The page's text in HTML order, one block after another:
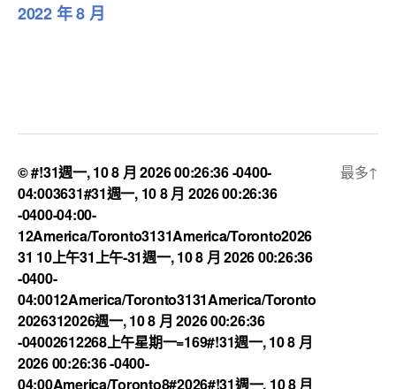
2022 年 8 月
© #!31週一, 10 8 月 2026 00:26:36 -0400-
04:003631#31週一, 10 8 月 2026 00:26:36
-0400-04:00-
12America/Toronto3131America/Toronto2026
31 10上午31上午-31週一, 10 8 月 2026 00:26:36
-0400-
04:0012America/Toronto3131America/Toronto
2026312026週一, 10 8 月 2026 00:26:36
-04002612268上午星期一=169#!31週一, 10 8 月
2026 00:26:36 -0400-
04:00America/Toronto8#2026#!31週一, 10 8 月
最多↑